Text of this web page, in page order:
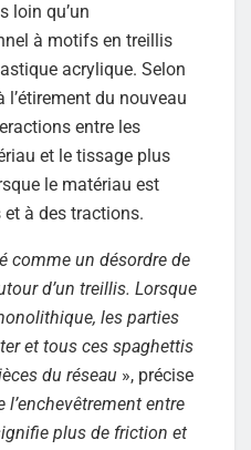
loin qu’un
à motifs en treillis
acrylique. Selon
l’étirement du nouveau
entre les
et le tissage plus
le matériau est
à des tractions.
comme un désordre de
d’un treillis. Lorsque
les parties
et tous ces spaghettis
du réseau », précise
l’enchevêtrement entre
plus de friction et